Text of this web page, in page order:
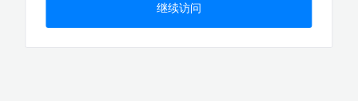
继续访问